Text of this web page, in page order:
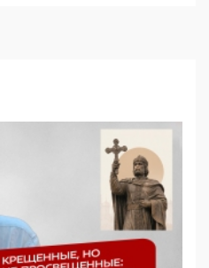
в России, но
определять
Минцифры намерено
право
объекты от